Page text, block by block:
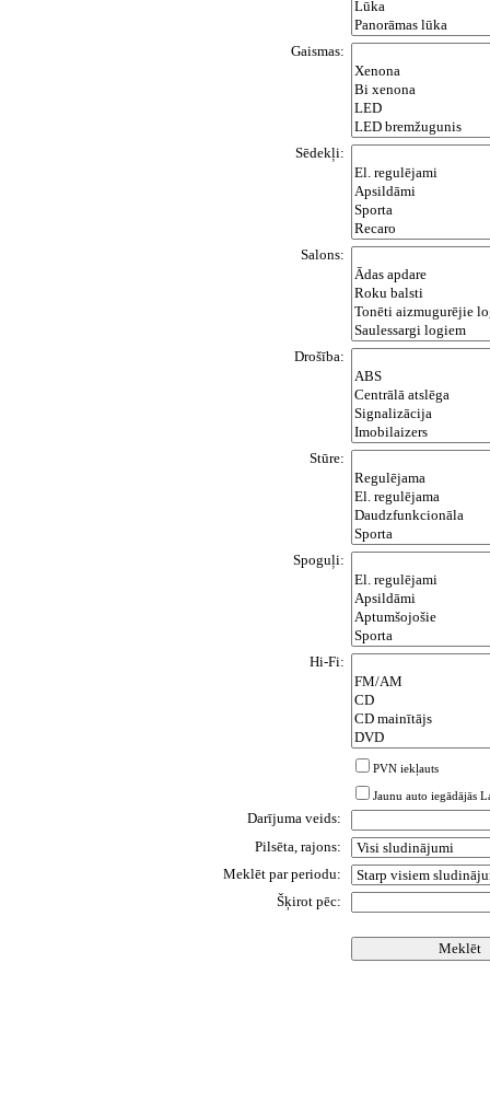
Gaismas:
Sēdekļi:
Salons:
Drošība:
Stūre:
Spoguļi:
Hi-Fi:
PVN iekļauts
Jaunu auto iegādājās
Darījuma veids:
Pilsēta, rajons:
Meklēt par periodu:
Šķirot pēc: